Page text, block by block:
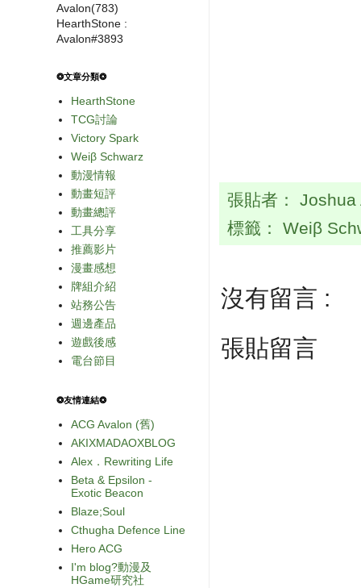
張貼者：
標籤： Weiβ
沒有留言 :
張貼留言
Avalon(783)
HearthStone :
Avalon#3893
❂文章分類❂
HearthStone
TCG討論
Victory Spark
Weiβ Schwarz
動漫情報
動畫短評
動畫總評
工具分享
推薦影片
漫畫感想
牌組介紹
站務公告
週邊產品
遊戲後感
電台節目
❂友情連結❂
ACG Avalon (舊)
AKIXMADAOXBLOG
Alex．Rewriting Life
Beta & Epsilon -
Exotic Beacon
Blaze;Soul
Cthugha Defence Line
Hero ACG
I'm blog?動漫及
HGame研究社